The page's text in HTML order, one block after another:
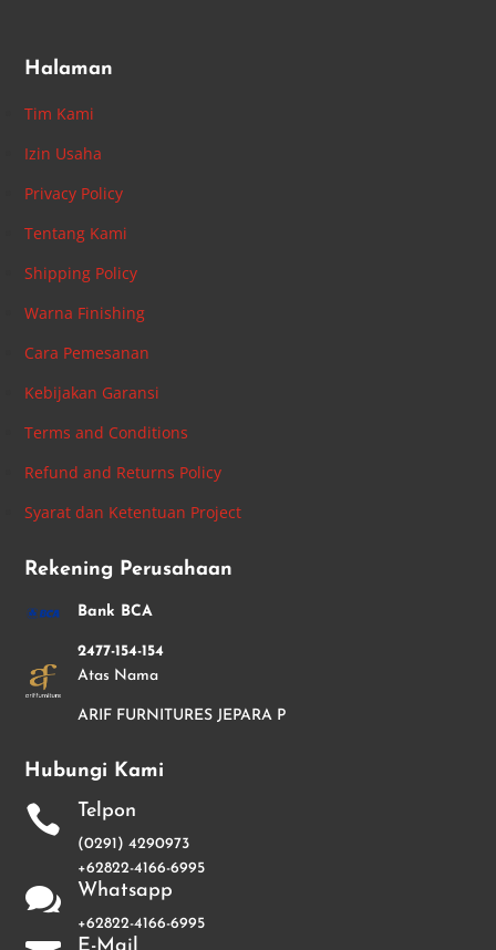
Halaman
Tim Kami
Izin Usaha
Privacy Policy
Tentang Kami
Shipping Policy
Warna Finishing
Cara Pemesanan
Kebijakan Garansi
Terms and Conditions
Refund and Returns Policy
Syarat dan Ketentuan Project
Rekening Perusahaan
Bank BCA
2477-154-154
Atas Nama
ARIF FURNITURES JEPARA P
Hubungi Kami
 Telpon
(0291) 4290973
+62822-4166-6995
 Whatsapp
+62822-4166-6995